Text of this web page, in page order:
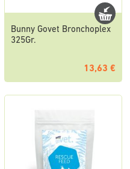
Bunny Govet Bronchoplex
325Gr.
13,63 €